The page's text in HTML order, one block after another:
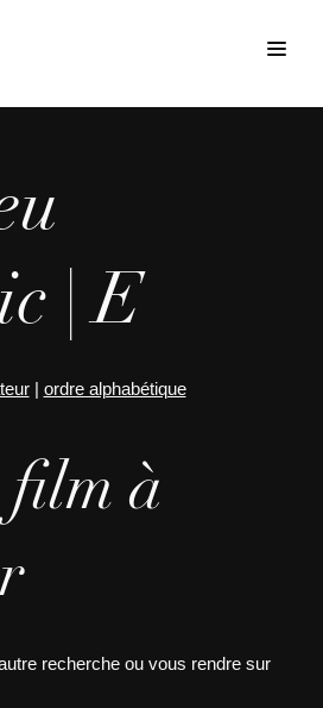
| E
| ordre alphabétique
film à
recherche ou vous rendre sur